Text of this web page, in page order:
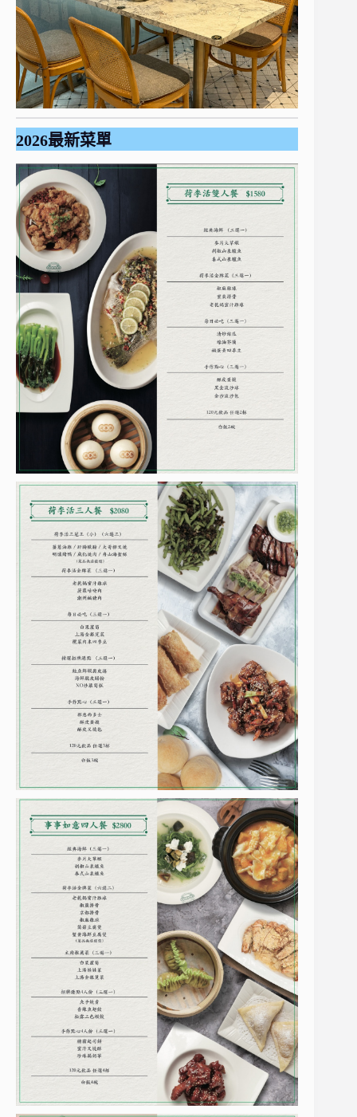
2026最新菜單